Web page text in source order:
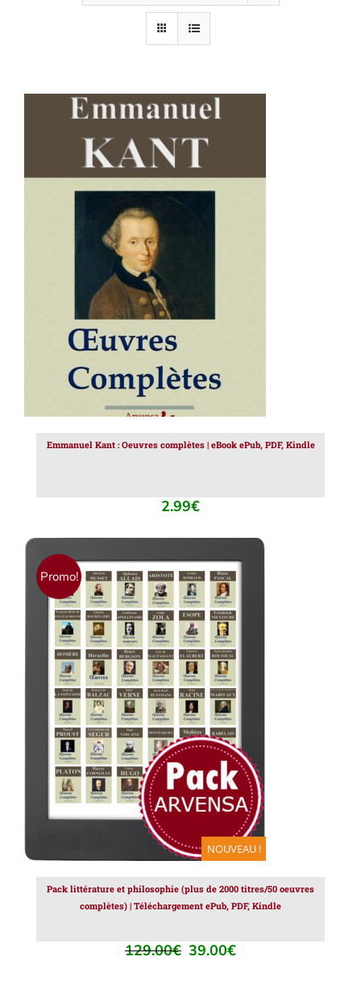
AJOUTER AU PANIER
Emmanuel Kant : Oeuvres complètes | eBook ePub, PDF, Kindle
2.99€
Promo!
NOUVEAU !
AJOUTER AU PANIER / DÉTAILS
Pack littérature et philosophie (plus de 2000 titres/50 oeuvres
complètes) | Téléchargement ePub, PDF, Kindle
129.00€ Le
39.00€Le